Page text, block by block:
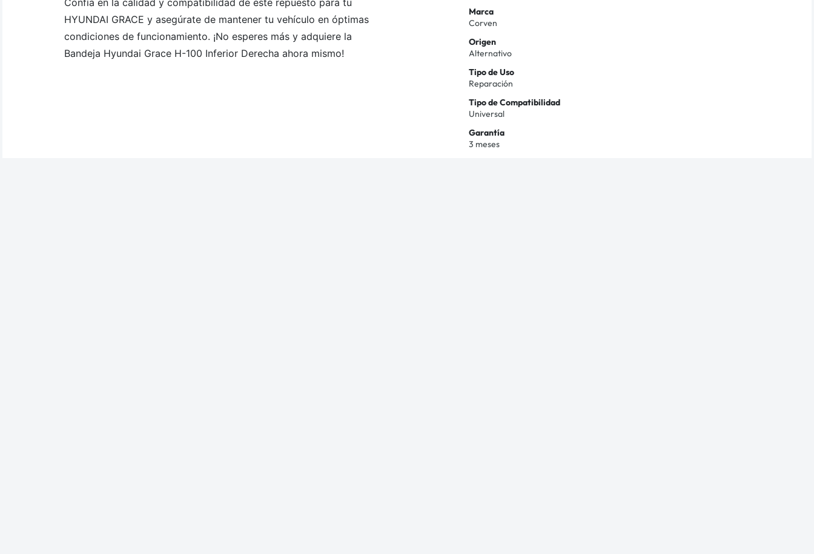
Confía en la calidad y compatibilidad de este repuesto para tu
HYUNDAI GRACE y asegúrate de mantener tu vehículo en óptimas
condiciones de funcionamiento. ¡No esperes más y adquiere la
Bandeja Hyundai Grace H-100 Inferior Derecha ahora mismo!
Marca
Corven
Origen
Alternativo
Tipo de Uso
Reparación
Tipo de Compatibilidad
Universal
Garantía
3 meses